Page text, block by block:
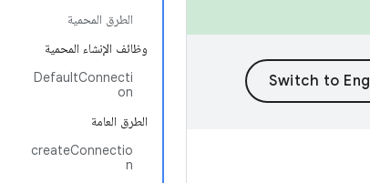
الطرق المحمية
وظائف الإنشاء المحمية
DefaultConnecti
on
الطرق العامة
createConnectio
n